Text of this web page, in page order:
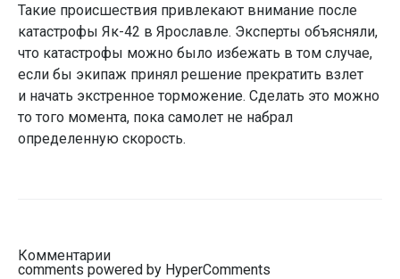
Такие происшествия привлекают внимание после
катастрофы Як-42 в Ярославле. Эксперты объясняли,
что катастрофы можно было избежать в том случае,
если бы экипаж принял решение прекратить взлет
и начать экстренное торможение. Сделать это можно
то того момента, пока самолет не набрал
определенную скорость.
Комментарии
comments powered by HyperComments